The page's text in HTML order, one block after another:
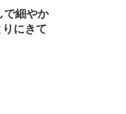
で細やか
にきて